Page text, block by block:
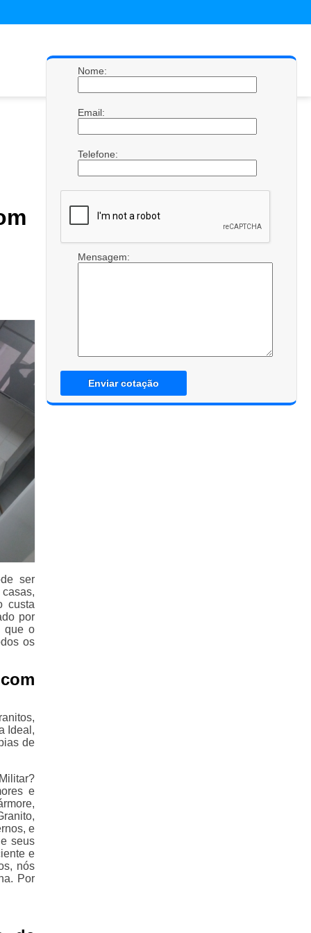
ser
custa
por
que o
os
Ideal,
de
e
e
seus
e
nós
Por
Nome:
Email:
Telefone:
Mensagem:
Enviar cotação